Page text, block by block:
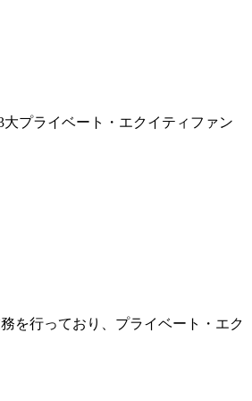
大プライベート・エクイティファン
を行っており、プライベート・エク